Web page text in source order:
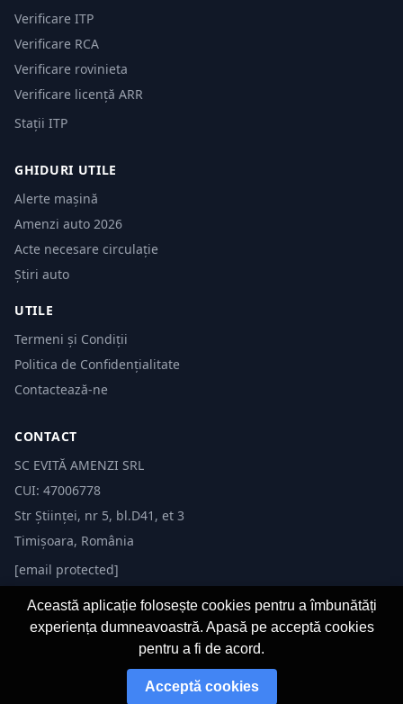
Verificare ITP
Verificare RCA
Verificare rovinieta
Verificare licență ARR
Stații ITP
GHIDURI UTILE
Alerte mașină
Amenzi auto 2026
Acte necesare circulație
Știri auto
UTILE
Termeni și Condiții
Politica de Confidențialitate
Contactează-ne
CONTACT
SC EVITĂ AMENZI SRL
CUI: 47006778
Str Științei, nr 5, bl.D41, et 3
Timișoara, România
[email protected]
© 2026 Evită Amenzi. Toate drepturile rezervate.
Această aplicație folosește cookies pentru a îmbunătăți
experiența dumneavoastră. Apasă pe acceptă cookies
pentru a fi de acord.
Acceptă cookies